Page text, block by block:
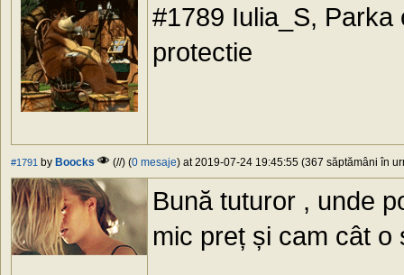
#1789 Iulia_S,
protectie
#1791 by Boocks (//) (0 mesaje) at 2019-07-24 19:45:55 (367 săptămâni în
Bună tuturor , unde
mic preț și cam cât